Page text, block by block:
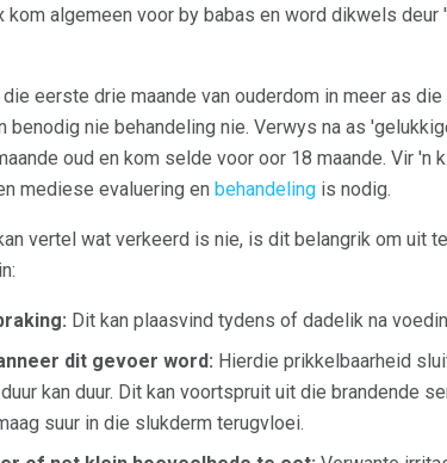
algemeen voor by babas en word dikwels deur
eerste drie maande van ouderdom in meer as
benodig nie behandeling nie. Verwys na as
oud en kom selde voor oor 18 maande. Vir 'n
mediese evaluering en behandeling is nodig.
vertel wat verkeerd is nie, is dit belangrik om uit
Dit kan plaasvind tydens of dadelik na
dit gevoer word: Hierdie prikkelbaarheid
kan duur. Dit kan voortspruit uit die brandende
suur in die slukderm terugvloei.